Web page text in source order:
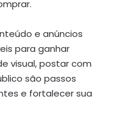
e anúncios
para ganhar
visual, postar com
são passos
e fortalecer sua